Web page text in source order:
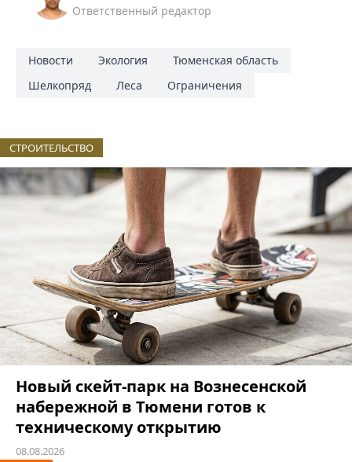
Ответственный редактор
Новости Экология
Тюменская область
Шелкопряд
Леса Ограничения
СТРОИТЕЛЬСТВО
Новый скейт-парк на Вознесенской
набережной в Тюмени готов к
техническому открытию
08.08.2026